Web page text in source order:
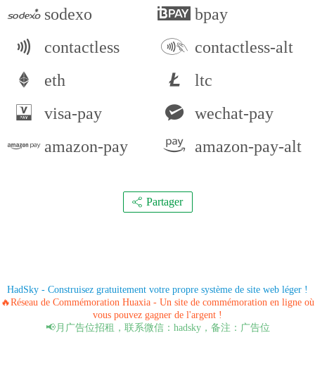
sodexo
bpay
contactless
contactless-alt
eth
ltc
visa-pay
wechat-pay
amazon-pay
amazon-pay-alt
Partager
HadSky - Construisez gratuitement votre propre système de site web léger !
🔥Réseau de Commémoration Huaxia - Un site de commémoration en ligne où
vous pouvez gagner de l'argent !
📢月广告位招租，联系微信：hadsky，备注：广告位